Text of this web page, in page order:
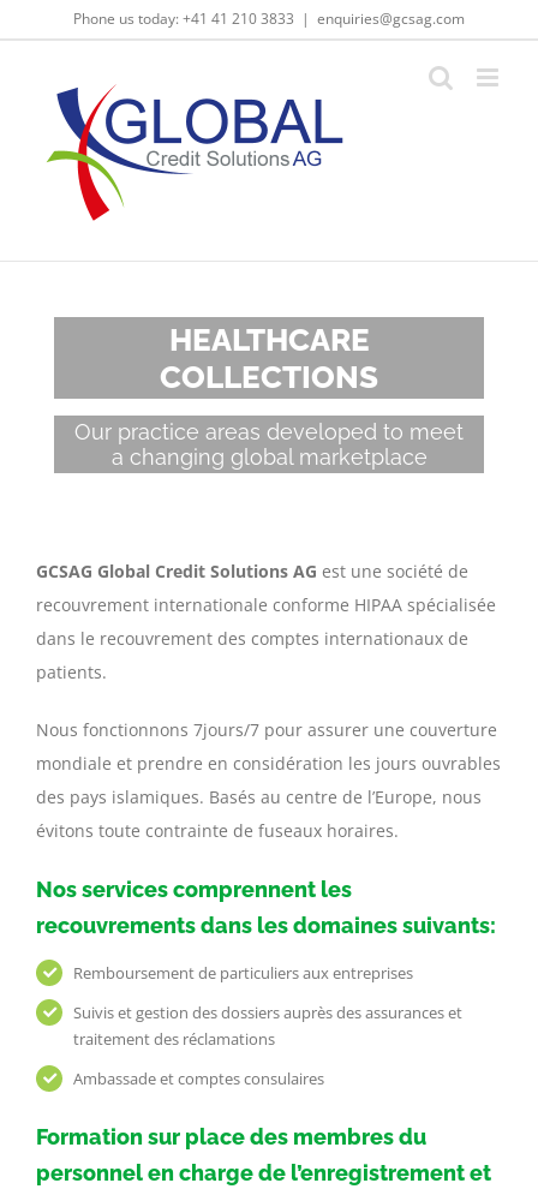
to
Phone us today: +41 41 210 3833 | enquiries@gcsag.com
HEALTHCARE
COLLECTIONS
Our practice areas developed to meet
a changing global marketplace
GCSAG Global Credit Solutions AG est une société de
recouvrement internationale conforme HIPAA spécialisée
dans le recouvrement des comptes internationaux de
patients.
Nous fonctionnons 7jours/7 pour assurer une couverture
mondiale et prendre en considération les jours ouvrables
des pays islamiques. Basés au centre de l’Europe, nous
évitons toute contrainte de fuseaux horaires.
Nos services comprennent les
recouvrements dans les domaines suivants:
Remboursement de particuliers aux entreprises
Suivis et gestion des dossiers auprès des assurances et
traitement des réclamations
Ambassade et comptes consulaires
Formation sur place des membres du
personnel en charge de l’enregistrement et